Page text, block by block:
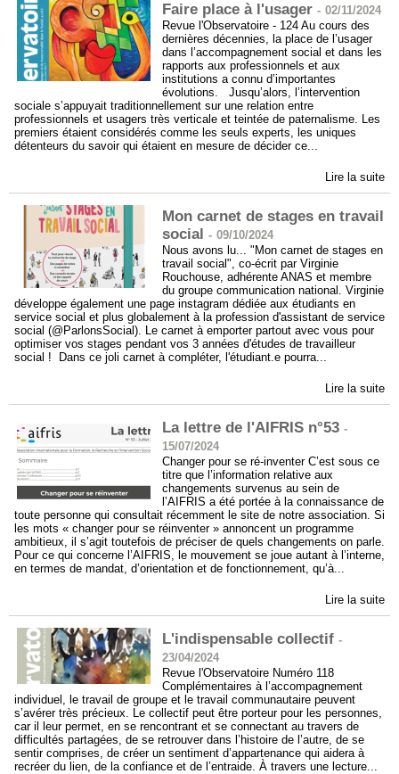
Faire place à l'usager - 02/11/2024
Revue l'Observatoire - 124 Au cours des
dernières décennies, la place de l’usager
dans l’accompagnement social et dans les
rapports aux professionnels et aux
institutions a connu d’importantes
évolutions. Jusqu’alors, l’intervention
sociale s’appuyait traditionnellement sur une relation entre
professionnels et usagers très verticale et teintée de paternalisme. Les
premiers étaient considérés comme les seuls experts, les uniques
détenteurs du savoir qui étaient en mesure de décider ce...
Lire la suite
Mon carnet de stages en travail
social - 09/10/2024
Nous avons lu... "Mon carnet de stages en
travail social", co-écrit par Virginie
Rouchouse, adhérente ANAS et membre
du groupe communication national. Virginie
développe également une page instagram dédiée aux étudiants en
service social et plus globalement à la profession d'assistant de service
social (@ParlonsSocial). Le carnet à emporter partout avec vous pour
optimiser vos stages pendant vos 3 années d'études de travailleur
social ! Dans ce joli carnet à compléter, l'étudiant.e pourra...
Lire la suite
La lettre de l'AIFRIS n°53 -
15/07/2024
Changer pour se ré-inventer C’est sous ce
titre que l’information relative aux
changements survenus au sein de
l’AIFRIS a été portée à la connaissance de
toute personne qui consultait récemment le site de notre association. Si
les mots « changer pour se réinventer » annoncent un programme
ambitieux, il s’agit toutefois de préciser de quels changements on parle.
Pour ce qui concerne l’AIFRIS, le mouvement se joue autant à l’interne,
en termes de mandat, d’orientation et de fonctionnement, qu’à...
Lire la suite
L'indispensable collectif -
23/04/2024
Revue l'Observatoire Numéro 118
Complémentaires à l’accompagnement
individuel, le travail de groupe et le travail communautaire peuvent
s’avérer très précieux. Le collectif peut être porteur pour les personnes,
car il leur permet, en se rencontrant et se connectant au travers de
difficultés partagées, de se retrouver dans l’histoire de l’autre, de se
sentir comprises, de créer un sentiment d’appartenance qui aidera à
recréer du lien, de la confiance et de l’entraide. À travers une lecture...